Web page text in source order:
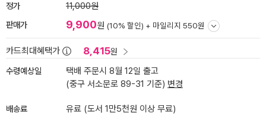
정가 11,000원
판매가 9,900원 (10% 할인) + 마일리지 550원
카드최대혜택가 8,415원
수령예상일
택배 주문시 8월 12일 출고
(중구 서소문로 89-31 기준) 변경
배송료 유료 (도서 1만5천원 이상 무료)